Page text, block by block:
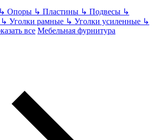
↳ Опоры ↳ Пластины ↳ Подвесы ↳
↳ Уголки рамные ↳ Уголки усиленные ↳
все Мебельная фурнитура